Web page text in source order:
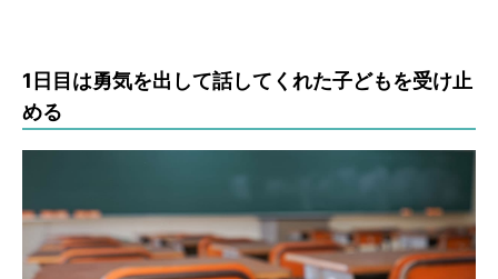
1日目は勇気を出して話してくれた子どもを受け止
める